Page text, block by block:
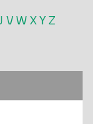
VWXYZ